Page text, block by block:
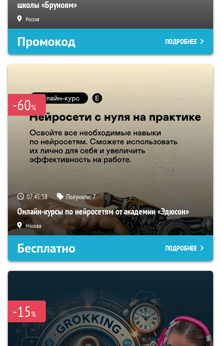
школы «Бруноям»
Россия
Промокод ПОДРОБНЕЕ
-60%
07:45:57 Получили:7
Онлайн-курсы по нейросетям от академии «Эдюсон»
Москва
Бесплатно ПОДРОБНЕЕ
-15%